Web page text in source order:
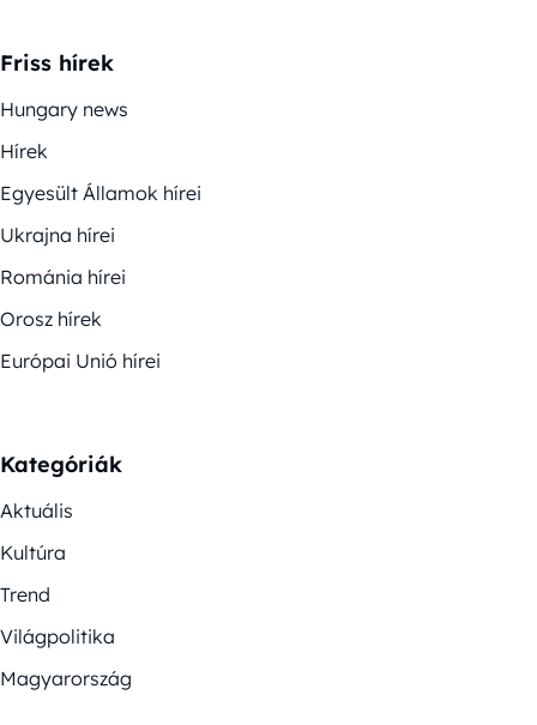
Friss hírek
Hungary news
Hírek
Egyesült Államok hírei
Ukrajna hírei
Románia hírei
Orosz hírek
Európai Unió hírei
Kategóriák
Aktuális
Kultúra
Trend
Világpolitika
Magyarország